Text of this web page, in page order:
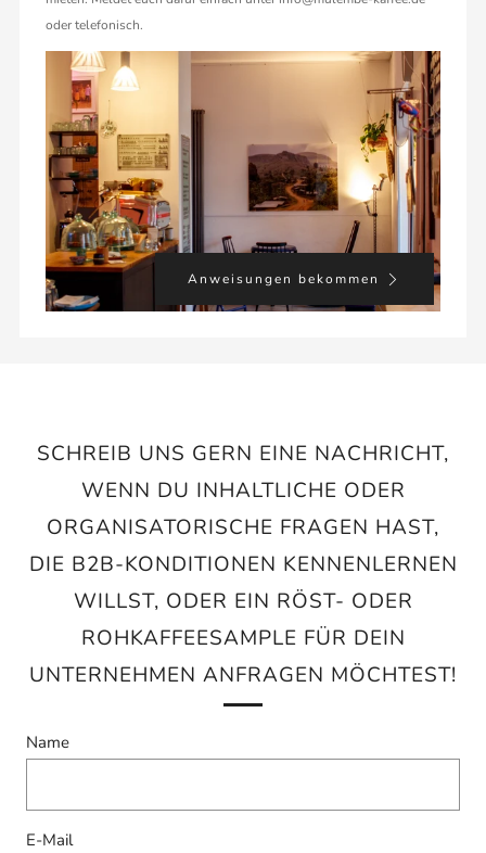
oder telefonisch.
Anweisungen bekommen
SCHREIB UNS GERN EINE NACHRICHT,
WENN DU INHALTLICHE ODER
ORGANISATORISCHE FRAGEN HAST,
DIE B2B-KONDITIONEN KENNENLERNEN
WILLST, ODER EIN RÖST- ODER
ROHKAFFEESAMPLE FÜR DEIN
UNTERNEHMEN ANFRAGEN MÖCHTEST!
Name
E-Mail